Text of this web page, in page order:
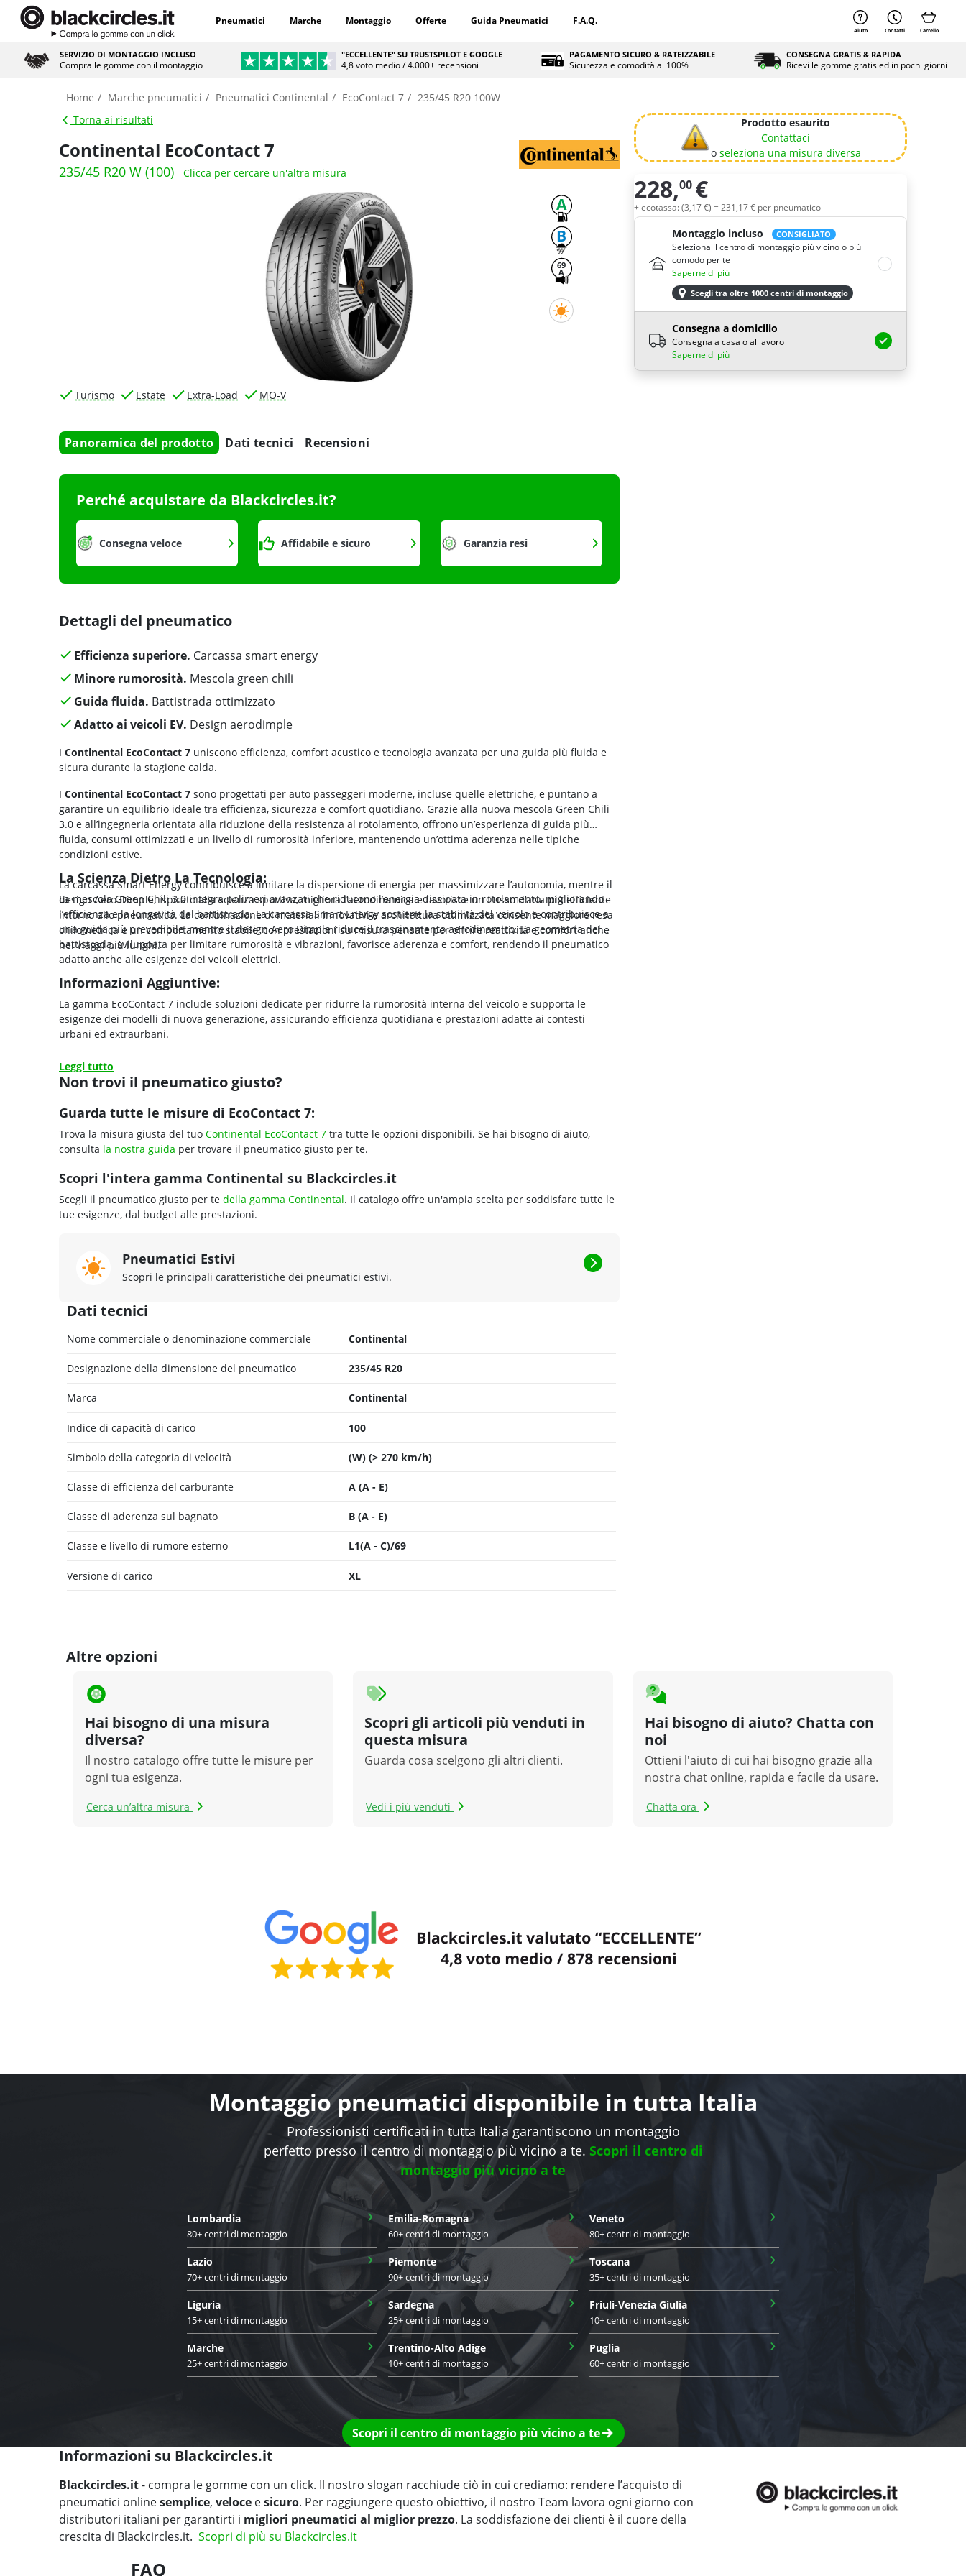
Pneumatici Marche Montaggio Offerte Guida Pneumatici F.A.Q.
Aiuto Contatti Carrello
SERVIZIO DI MONTAGGIO INCLUSO
Compra le gomme con il montaggio
"ECCELLENTE" SU TRUSTSPILOT E GOOGLE
4,8 voto medio / 4.000+ recensioni
PAGAMENTO SICURO & RATEIZZABILE
Sicurezza e comodità al 100%
CONSEGNA GRATIS & RAPIDA
Ricevi le gomme gratis ed in pochi giorni
Home Marche pneumatici Pneumatici Continental EcoContact 7
235/45 R20 100W
Torna ai risultati
Continental EcoContact 7
235/45 R20 W (100) Clicca per cercare un'altra misura
A
B
69
A
Turismo Estate Extra-Load MO-V
Panoramica del prodotto Dati tecnici Recensioni
Perché acquistare da Blackcircles.it?
Consegna veloce Affidabile e sicuro Garanzia resi
Dettagli del pneumatico
Efficienza superiore. Carcassa smart energy
Minore rumorosità. Mescola green chili
Guida fluida. Battistrada ottimizzato
Adatto ai veicoli EV. Design aerodimple
I Continental EcoContact 7 uniscono efficienza, comfort acustico e tecnologia avanzata per una guida più fluida e
sicura durante la stagione calda.
I Continental EcoContact 7 sono progettati per auto passeggeri moderne, incluse quelle elettriche, e puntano a
garantire un equilibrio ideale tra efficienza, sicurezza e comfort quotidiano. Grazie alla nuova mescola Green Chili
3.0 e all’ingegneria orientata alla riduzione della resistenza al rotolamento, offrono un’esperienza di guida più
fluida, consumi ottimizzati e un livello di rumorosità inferiore, mantenendo un’ottima aderenza nelle tipiche
condizioni estive.
La carcassa Smart Energy contribuisce a limitare la dispersione di energia per massimizzare l’autonomia, mentre il
design Aero Dimple, ispirato alla scienza sportiva, migliora l’aerodinamica e favorisce un flusso d’aria più efficiente
intorno allo pneumatico. La combinazione di materiali innovativi e architettura ottimizzata consente maggiore resa
chilometrica e un comportamento stabile, con prestazioni su misura pensate per offrire reattività e comfort anche
nei viaggi più lunghi.
La Scienza Dietro La Tecnologia:
La mescola Green Chili 3.0 integra polimeri avanzati che riducono l’energia dissipata in rotolamento, migliorando
l’efficienza e la longevità del battistrada. La carcassa Smart Energy sostiene la stabilità del veicolo e contribuisce a
una guida più prevedibile, mentre il design Aero Dimple riduce il trascinamento aerodinamico. La geometria del
battistrada, sviluppata per limitare rumorosità e vibrazioni, favorisce aderenza e comfort, rendendo il pneumatico
adatto anche alle esigenze dei veicoli elettrici.
Informazioni Aggiuntive:
La gamma EcoContact 7 include soluzioni dedicate per ridurre la rumorosità interna del veicolo e supporta le
esigenze dei modelli di nuova generazione, assicurando efficienza quotidiana e prestazioni adatte ai contesti
urbani ed extraurbani.
Leggi tutto
Non trovi il pneumatico giusto?
Guarda tutte le misure di EcoContact 7:
Trova la misura giusta del tuo Continental EcoContact 7 tra tutte le opzioni disponibili. Se hai bisogno di aiuto,
consulta la nostra guida per trovare il pneumatico giusto per te.
Scopri l'intera gamma Continental su Blackcircles.it
Scegli il pneumatico giusto per te della gamma Continental. Il catalogo offre un'ampia scelta per soddisfare tutte le
tue esigenze, dal budget alle prestazioni.
Pneumatici Estivi
Scopri le principali caratteristiche dei pneumatici estivi.
Dati tecnici
Nome commerciale o denominazione commerciale Continental
Designazione della dimensione del pneumatico 235/45 R20
Marca Continental
Indice di capacità di carico 100
Simbolo della categoria di velocità (W) (> 270 km/h)
Classe di efficienza del carburante A (A - E)
Classe di aderenza sul bagnato B (A - E)
Classe e livello di rumore esterno L1(A - C)/69
Versione di carico XL
Prodotto esaurito
Contattaci
o seleziona una misura diversa
Quantità
228,00 €
+ ecotassa: (3,17€) = 231,17€ per pneumatico
Montaggio incluso CONSIGLIATO
Seleziona il centro di montaggio più vicino o più
comodo per te
Saperne di più
Scegli tra oltre 1000 centri di montaggio
Consegna a domicilio
Consegna a casa o al lavoro
Saperne di più
Altre opzioni
Hai bisogno di una misura
diversa?
Il nostro catalogo offre tutte le misure per
ogni tua esigenza.
Cerca un’altra misura
Scopri gli articoli più venduti in
questa misura
Guarda cosa scelgono gli altri clienti.
Vedi i più venduti
Hai bisogno di aiuto? Chatta con
noi
Ottieni l'aiuto di cui hai bisogno grazie alla
nostra chat online, rapida e facile da usare.
Chatta ora
Montaggio pneumatici disponibile in tutta Italia
Professionisti certificati in tutta Italia garantiscono un montaggio
perfetto presso il centro di montaggio più vicino a te. Scopri il centro di
montaggio più vicino a te
Lombardia
80+ centri di montaggio
› Emilia-Romagna
60+ centri di montaggio
› Veneto
80+ centri di montaggio
›
Lazio
70+ centri di montaggio
› Piemonte
90+ centri di montaggio
› Toscana
35+ centri di montaggio
›
Liguria
15+ centri di montaggio
› Sardegna
25+ centri di montaggio
› Friuli-Venezia Giulia
10+ centri di montaggio
›
Marche
25+ centri di montaggio
› Trentino-Alto Adige
10+ centri di montaggio
› Puglia
60+ centri di montaggio
›
Scopri il centro di montaggio più vicino a te
Informazioni su Blackcircles.it
Blackcircles.it- compra le gomme con un click. Il nostro slogan racchiude ciò in cui crediamo: rendere l’acquisto di
pneumatici onlinesemplice, veloce esicuro. Per raggiungere questo obiettivo, il nostro Team lavora ogni giorno con
distributori italiani per garantirti i migliori pneumatici al miglior prezzo. La soddisfazione dei clienti è il cuore della
crescita di Blackcircles.it. Scopri di più su Blackcircles.it
FAQ